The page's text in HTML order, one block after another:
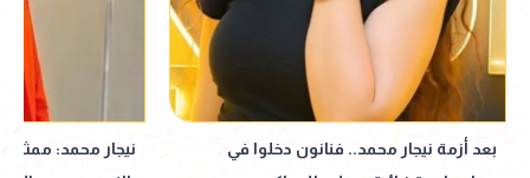
نيجار محمد: ممثل عرفني على المتهم
نبيلة عبيد تعود